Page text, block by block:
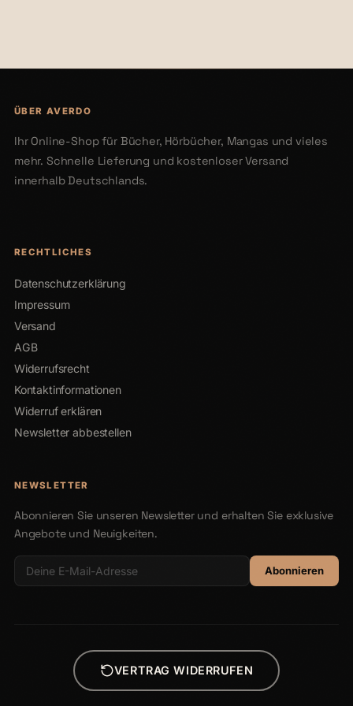
ÜBER AVERDO
Ihr Online-Shop für Bücher, Hörbücher, Mangas und vieles
mehr. Schnelle Lieferung und kostenloser Versand
innerhalb Deutschlands.
RECHTLICHES
Datenschutzerklärung
Impressum
Versand
AGB
Widerrufsrecht
Kontaktinformationen
Widerruf erklären
Newsletter abbestellen
NEWSLETTER
Abonnieren Sie unseren Newsletter und erhalten Sie exklusive
Angebote und Neuigkeiten.
Abonnieren
VERTRAG WIDERRUFEN